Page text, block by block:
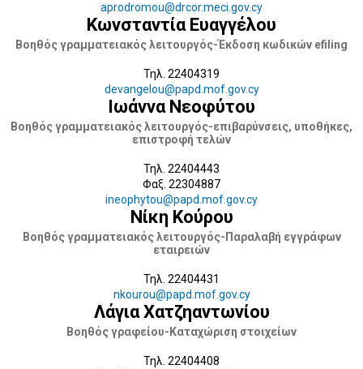
aprodromou@drcor.meci.gov.cy
Κωνσταντία Ευαγγέλου
Βοηθός γραμματειακός λειτουργός-Έκδοση κωδικών efiling
Τηλ. 22404319
devangelou@papd.mof.gov.cy
Ιωάννα Νεοφύτου
Βοηθός γραμματειακός λειτουργός-επιβαρύνσεις, υποθήκες,
επιστροφή τελών
Τηλ. 22404443
Φαξ. 22304887
ineophytou@papd.mof.gov.cy
Νίκη Κούρου
Βοηθός γραμματειακός λειτουργός-Παραλαβή εγγράφων
εταιρειών
Τηλ. 22404431
nkourou@papd.mof.gov.cy
Λάγια Χατζηαντωνίου
Βοηθός γραφείου-Καταχώριση στοιχείων
Τηλ. 22404408